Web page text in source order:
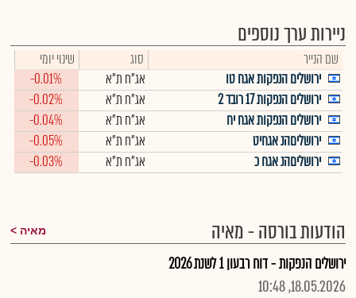
ניירות ערך נוספים
שם הנייר סוג
שינוי יומי
ירושלים הנפקות אגח טו
אג"ח ת"א
-0.01%
ירושלים הנפקות 17 רובד 2
אג"ח ת"א
-0.02%
ירושלים הנפקות אגח יח
אג"ח ת"א
-0.04%
ירושליםהנ אגחיט
אג"ח ת"א
-0.05%
ירושליםהנ אגח כ
אג"ח ת"א -0.03%
הודעות בורסה - מאיה מאיה
ירושלים הנפקות - דוח רבעון 1 לשנת 2026
18.05.2026, 10:48